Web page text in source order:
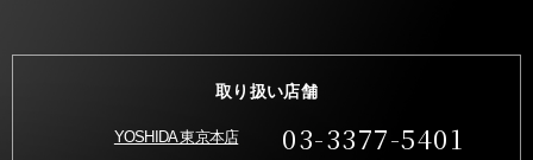
取り扱い店舗
YOSHIDA 東京本店 03-3377-5401